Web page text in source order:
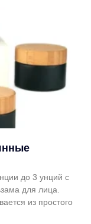
до 3 унций с
для лица.
из простого